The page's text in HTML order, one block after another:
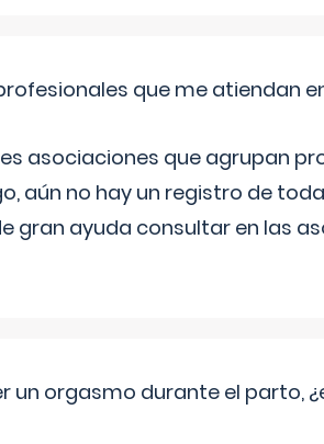
que me atiendan
asociaciones que agrupan
aún no hay un registro de
gran ayuda consultar en las
un orgasmo durante el parto,